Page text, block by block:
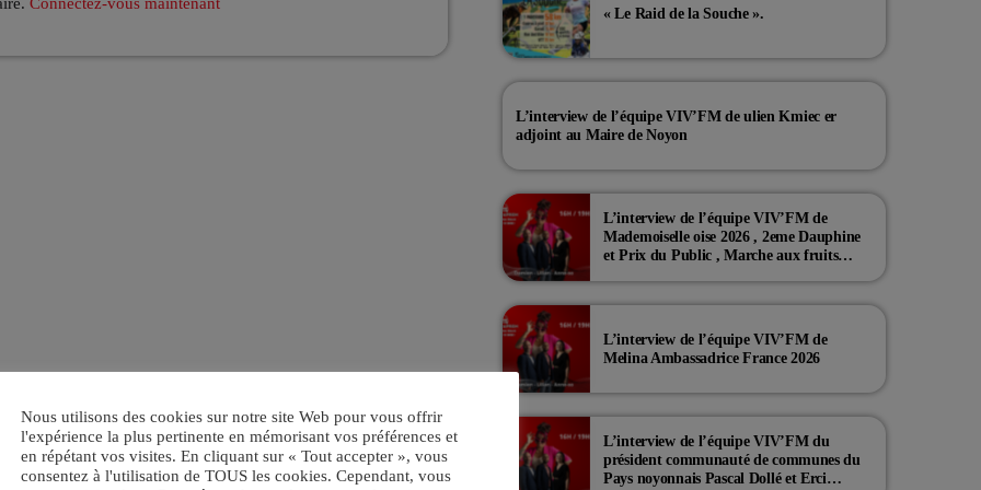
« Le Raid de la Souche ».
L’interview de l’équipe VIV’FM de ulien Kmiec er
adjoint au Maire de Noyon
L’interview de l’équipe VIV’FM de
Mademoiselle oise 2026 , 2eme Dauphine
et Prix du Public , Marche aux fruits
L’interview de l’équipe VIV’FM de
Melina Ambassadrice France 2026
L’interview de l’équipe VIV’FM du
président communauté de communes du
Pays noyonnais Pascal Dollé et Erci
Nous utilisons des cookies sur notre site Web pour vous offrir
l'expérience la plus pertinente en mémorisant vos préférences et
en répétant vos visites. En cliquant sur « Tout accepter », vous
consentez à l'utilisation de TOUS les cookies. Cependant, vous